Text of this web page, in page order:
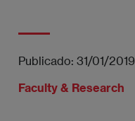
Publicado: 31/01/2019
Faculty & Research